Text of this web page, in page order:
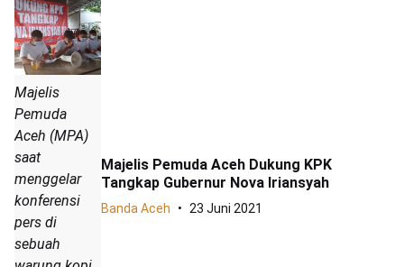
Majelis
Pemuda
Aceh (MPA)
saat
menggelar
konferensi
pers di
sebuah
Majelis Pemuda Aceh Dukung KPK
Tangkap Gubernur Nova Iriansyah
Banda Aceh 23 Juni 2021